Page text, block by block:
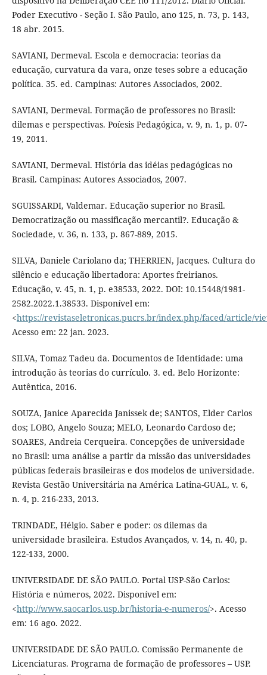
Poder Executivo - Seção I. São Paulo, ano 125, n. 73, p. 143,
18 abr. 2015.
SAVIANI, Dermeval. Escola e democracia: teorias da
educação, curvatura da vara, onze teses sobre a educação
política. 35. ed. Campinas: Autores Associados, 2002.
SAVIANI, Dermeval. Formação de professores no Brasil:
dilemas e perspectivas. Poíesis Pedagógica, v. 9, n. 1, p. 07-
19, 2011.
SAVIANI, Dermeval. História das idéias pedagógicas no
Brasil. Campinas: Autores Associados, 2007.
SGUISSARDI, Valdemar. Educação superior no Brasil.
Democratização ou massificação mercantil?. Educação &
Sociedade, v. 36, n. 133, p. 867-889, 2015.
SILVA, Daniele Cariolano da; THERRIEN, Jacques. Cultura do
silêncio e educação libertadora: Aportes freirianos.
Educação, v. 45, n. 1, p. e38533, 2022. DOI: 10.15448/1981-
2582.2022.1.38533. Disponível em:
<https://revistaseletronicas.pucrs.br/index.php/faced/article/
Acesso em: 22 jan. 2023.
SILVA, Tomaz Tadeu da. Documentos de Identidade: uma
introdução às teorias do currículo. 3. ed. Belo Horizonte:
Autêntica, 2016.
SOUZA, Janice Aparecida Janissek de; SANTOS, Elder Carlos
dos; LOBO, Angelo Souza; MELO, Leonardo Cardoso de;
SOARES, Andreia Cerqueira. Concepções de universidade
no Brasil: uma análise a partir da missão das universidades
públicas federais brasileiras e dos modelos de universidade.
Revista Gestão Universitária na América Latina-GUAL, v. 6,
n. 4, p. 216-233, 2013.
TRINDADE, Hélgio. Saber e poder: os dilemas da
universidade brasileira. Estudos Avançados, v. 14, n. 40, p.
122-133, 2000.
UNIVERSIDADE DE SÃO PAULO. Portal USP-São Carlos:
História e números, 2022. Disponível em:
<http://www.saocarlos.usp.br/historia-e-numeros/>. Acesso
em: 16 ago. 2022.
UNIVERSIDADE DE SÃO PAULO. Comissão Permanente de
Licenciaturas. Programa de formação de professores – USP.